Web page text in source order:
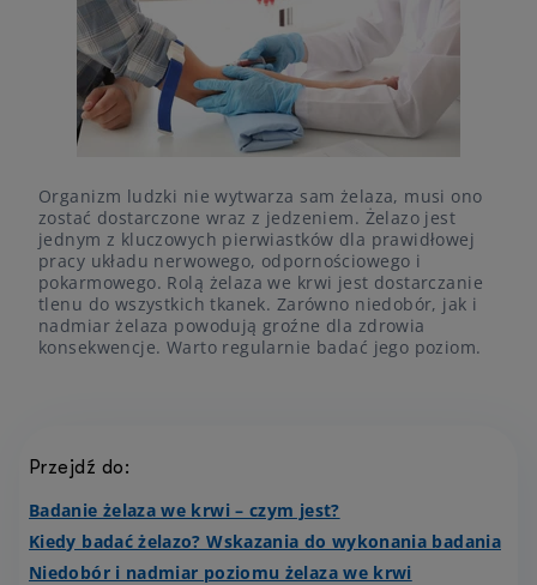
Organizm ludzki nie wytwarza sam żelaza, musi ono
zostać dostarczone wraz z jedzeniem. Żelazo jest
jednym z kluczowych pierwiastków dla prawidłowej
pracy układu nerwowego, odpornościowego i
pokarmowego. Rolą żelaza we krwi jest dostarczanie
tlenu do wszystkich tkanek. Zarówno niedobór, jak i
nadmiar żelaza powodują groźne dla zdrowia
konsekwencje. Warto regularnie badać jego poziom.
Przejdź do:
Badanie żelaza we krwi – czym jest?
Kiedy badać żelazo? Wskazania do wykonania badania
Niedobór i nadmiar poziomu żelaza we krwi